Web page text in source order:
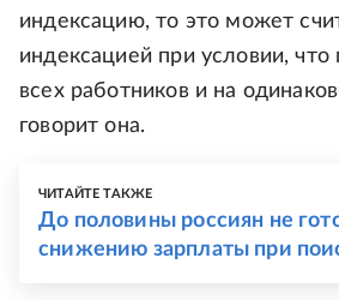
индексацию, то это может
индексацией при условии,
всех работников и на
говорит она.
ЧИТАЙТЕ ТАКЖЕ
До половины россиян не
снижению зарплаты при